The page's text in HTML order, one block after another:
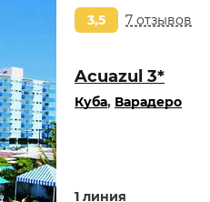
3,5 7 отзывов
Acuazul 3*
Куба, Варадеро
1 линия